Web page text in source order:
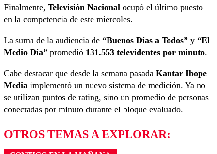
Finalmente, Televisión Nacional ocupó el último puesto
en la competencia de este miércoles.
La suma de la audiencia de “Buenos Días a Todos” y “El
Medio Día” promedió 131.553 televidentes por minuto.
Cabe destacar que desde la semana pasada Kantar Ibope
Media implementó un nuevo sistema de medición. Ya no
se utilizan puntos de rating, sino un promedio de personas
conectadas por minuto durante el bloque evaluado.
OTROS TEMAS A EXPLORAR: